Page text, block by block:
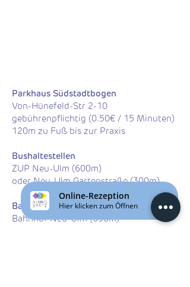
Parkhaus Südstadtbogen
Von-Hünefeld-Str 2-10
gebührenpflichtig (0.50€ / 15 Minuten)
120m zu Fuß bis zur Praxis​​​
Bushaltestellen
ZUP Neu-Ulm (600m)
oder Neu-Ulm Gartenstraße (300m)
Bahnhaltestelle
Bahnhof Neu-Ulm (650m)